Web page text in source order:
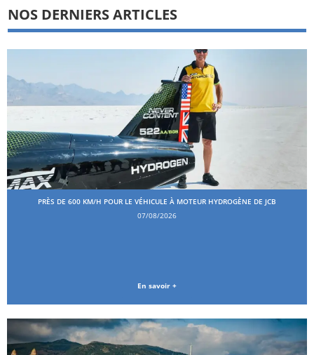
NOS DERNIERS ARTICLES
PRÈS DE 600 KM/H POUR LE VÉHICULE À MOTEUR HYDROGÈNE DE JCB
07/08/2026
En savoir +